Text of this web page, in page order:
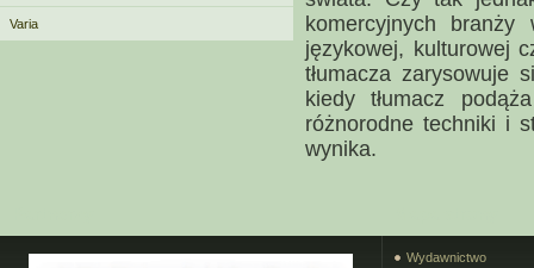
Varia
komercyjnych
językowej, kulturowej
tłumacza zarysowuje
kiedy tłumacz
różnorodne techniki i
wynika.
Wydawnictwo